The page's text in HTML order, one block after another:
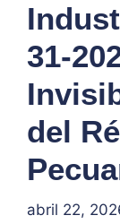
31-
del
abril 22,